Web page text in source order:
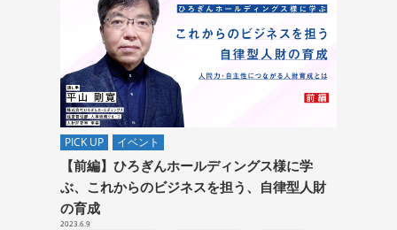
PICK UP イベント
【前編】ひろぎんホールディングス様に学
ぶ、これからのビジネスを担う、自律型人財
の育成
2023.6.9